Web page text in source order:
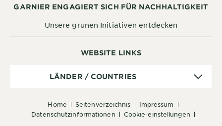
WEBSITE LINKS
home seitenverzeichnis
impressum
datenschutzinformationen
cookie-einstellungen
LÄNDER / COUNTRIES
GARNIER ENGAGIERT SICH FÜR NACHHALTIGKEIT
Unsere grünen Initiativen entdecken